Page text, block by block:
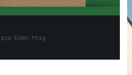
par Eden Mag